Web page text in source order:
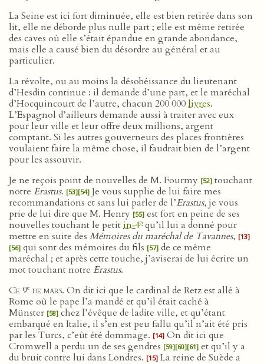
La Seine est ici fort diminuée, elle est bien retirée dans son
lit, elle ne déborde plus nulle part ; elle est même retirée
des caves où elle s’était épandue en grande abondance,
mais elle a causé bien du désordre au général et au
particulier.
La révolte, ou au moins la désobéissance du lieutenant
d’Hesdin continue : il demande d’une part, et le maréchal
d’Hocquincourt de l’autre, chacun 200 000livres.
L’Espagnol d’ailleurs demande aussi à traiter avec eux
pour leur ville et leur offre deux millions, argent
comptant. Si les autres gouverneurs des places frontières
voulaient faire la même chose, il faudrait bien de l’argent
pour les assouvir.
Je ne reçois point de nouvelles de M. Fourmy [52] touchant
notre Erastus. [53][54] Je vous supplie de lui faire mes
recommandations et sans lui parler de l’Erastus, je vous
prie de lui dire que M. Henry [55] est fort en peine de ses
nouvelles touchant le petitin‑4o qu’il lui a donné pour
mettre en suite des Mémoires du maréchal de Tavannes, [13]
[56] qui sont des mémoires du fils [57] de ce même
maréchal ; et après cette touche, j’aviserai de lui écrire un
mot touchant notre Erastus.
Ce 9e de mars. On dit ici que le cardinal de Retz est allé à
Rome où le pape l’a mandé et qu’il était caché à
Münster [58] chez l’évêque de ladite ville, et qu’étant
embarqué en Italie, il s’en est peu fallu qu’il n’ait été pris
par les Turcs, c’eût été dommage. [14] On dit ici que
Cromwell a perdu un de ses gendres [59][60][61] et qu’il y a
du bruit contre lui dans Londres. [15] La reine de Suède a